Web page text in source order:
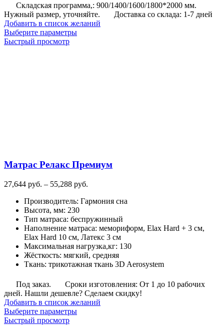
Складская программа,: 900/1400/1600/1800*2000 мм.
Нужный размер, уточняйте.
Доставка со склада: 1-7 дней
Добавить в список желаний
Выберите параметрыЭтот
Быстрый просмотр
Матрас Релакс Премиум
27,644 руб. – 55,288 руб.
27,644
–
55,288
руб.
Производитель: Гармония сна
Высота, мм: 230
Тип матраса: беспружинный
Наполнение матраса: мемориформ, Elax Hard + 3 см,
Elax Hard 10 см, Латекс 3 см
Максимальная нагрузка,кг: 130
Жёсткость: мягкий, средняя
Ткань: трикотажная ткань 3D Aerosystem
Под заказ.
Сроки изготовления: От 1 до 10 рабочих
дней. Нашли дешевле? Сделаем скидку!
Добавить в список желаний
Выберите параметрыЭтот
Быстрый просмотр